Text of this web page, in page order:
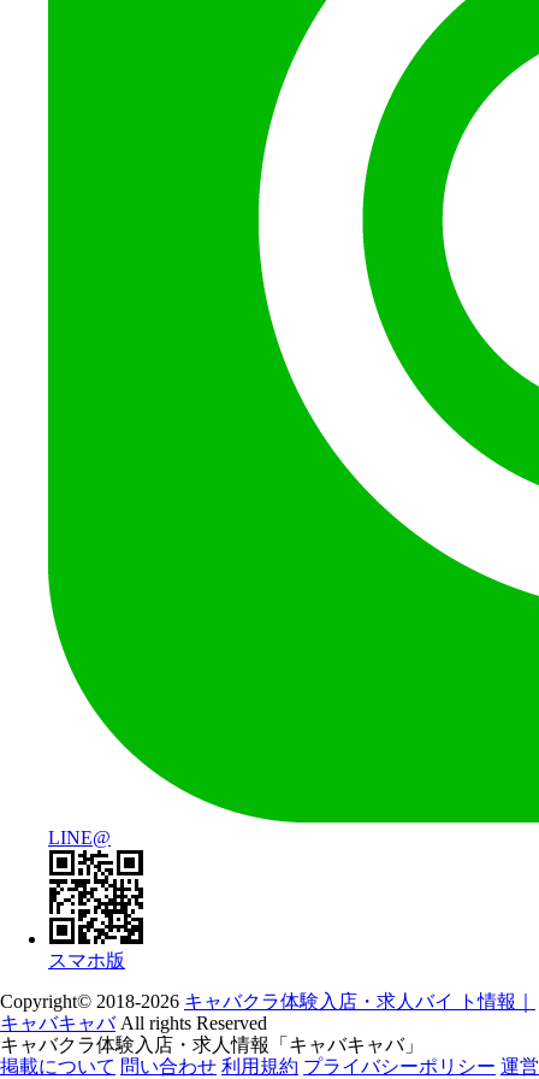
LINE@
スマホ版
Copyright© 2018-2026 キャバクラ体験入店・求人バイ ト情報｜
キャバキャバAll rights Reserved
キャバクラ体験入店・求人情報「キャバキャバ」
掲載について 問い合わせ 利用規約 プライバシーポリシー 運営